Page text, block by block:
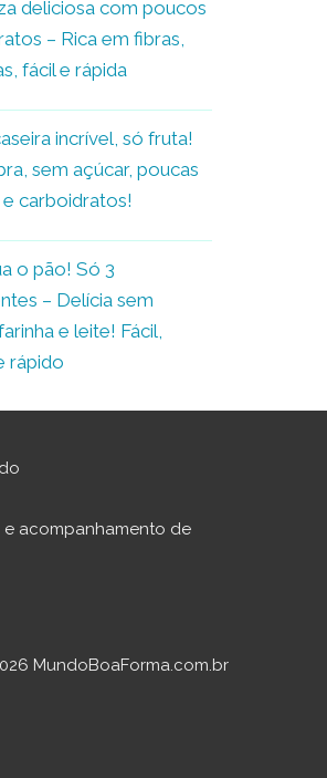
deliciosa com poucos
– Rica em fibras,
fácil e rápida
incrível, só fruta!
sem açúcar, poucas
carboidratos!
o pão! Só 3
– Delícia sem
e leite! Fácil,
rápido
e acompanhamento de
MundoBoaForma.com.br